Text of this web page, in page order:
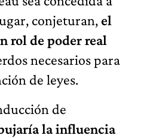
conjeturan, el
rol de poder real
necesarios para
de leyes.
de
la influencia